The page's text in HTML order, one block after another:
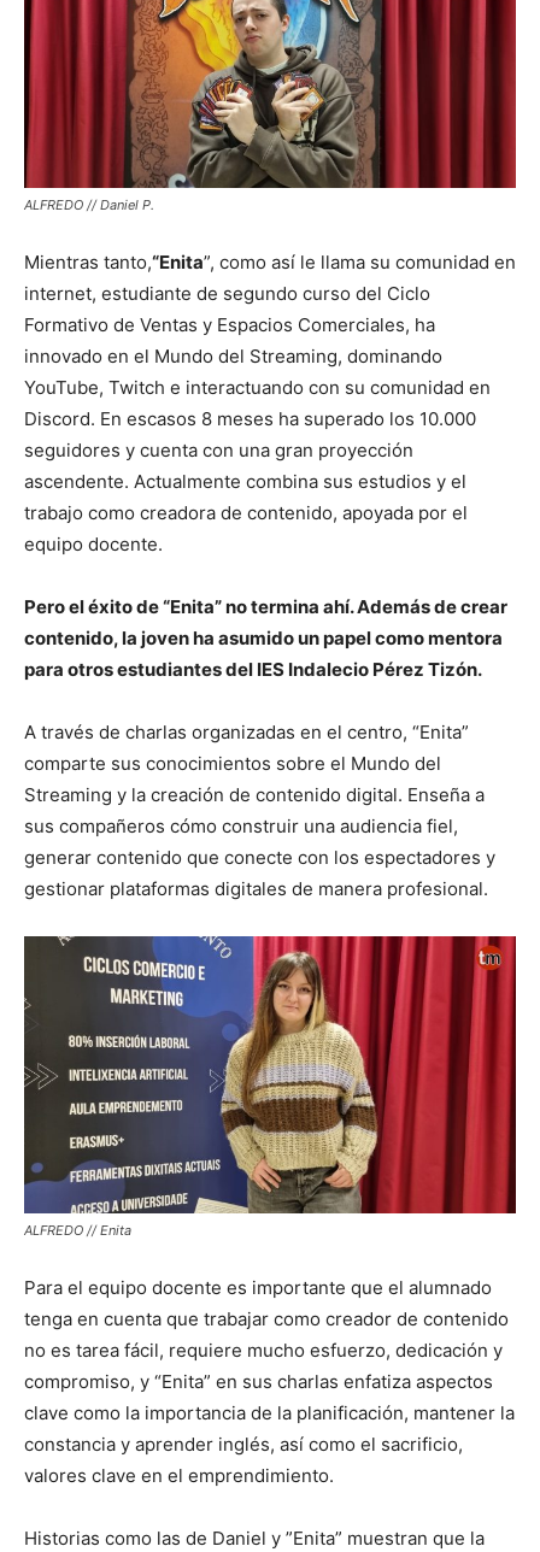
ALFREDO // Daniel P.
Mientras tanto,“Enita”, como así le llama su comunidad en
internet, estudiante de segundo curso del Ciclo
Formativo de Ventas y Espacios Comerciales, ha
innovado en el Mundo del Streaming, dominando
YouTube, Twitch e interactuando con su comunidad en
Discord. En escasos 8 meses ha superado los 10.000
seguidores y cuenta con una gran proyección
ascendente. Actualmente combina sus estudios y el
trabajo como creadora de contenido, apoyada por el
equipo docente.
Pero el éxito de “Enita” no termina ahí. Además de crear
contenido, la joven ha asumido un papel como mentora
para otros estudiantes del IES Indalecio Pérez Tizón.
A través de charlas organizadas en el centro, “Enita”
comparte sus conocimientos sobre el Mundo del
Streaming y la creación de contenido digital. Enseña a
sus compañeros cómo construir una audiencia fiel,
generar contenido que conecte con los espectadores y
gestionar plataformas digitales de manera profesional.
ALFREDO // Enita
Para el equipo docente es importante que el alumnado
tenga en cuenta que trabajar como creador de contenido
no es tarea fácil, requiere mucho esfuerzo, dedicación y
compromiso, y “Enita” en sus charlas enfatiza aspectos
clave como la importancia de la planificación, mantener la
constancia y aprender inglés, así como el sacrificio,
valores clave en el emprendimiento.
Historias como las de Daniel y ”Enita” muestran que la